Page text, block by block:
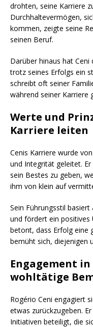
drohten, seine Karriere
Durchhaltevermögen,
kommen, zeigte seine
seinen Beruf.
Darüber hinaus hat
trotz seines Erfolgs ein
schreibt oft seiner
während seiner Karriere
Werte und
Karriere leiten
Cenis Karriere wurde
und Integrität geleitet.
sein Bestes zu geben,
ihm von klein auf
Sein Führungsstil
und fördert ein positives
betont, dass Erfolg eine
bemüht sich, diejenigen
Engagement
wohltätige
Rogério Ceni engagiert
etwas zurückzugeben.
Initiativen beteiligt, die